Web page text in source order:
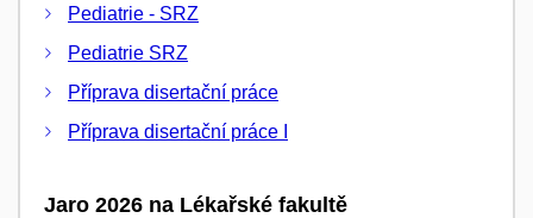
Pediatrie - SRZ
Pediatrie SRZ
Příprava disertační práce
Příprava disertační práce I
Jaro 2026 na Lékařské fakultě